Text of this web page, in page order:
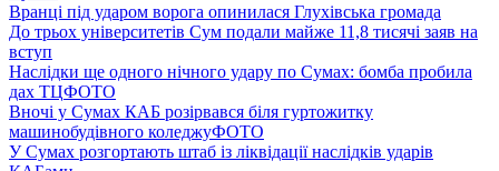
Вранці під ударом ворога опинилася Глухівська громада
До трьох університетів Сум подали майже 11,8 тисячі заяв на
вступ
Наслідки ще одного нічного удару по Сумах: бомба пробила
дах ТЦФОТО
Вночі у Сумах КАБ розірвався біля гуртожитку
машинобудівного коледжуФОТО
У Сумах розгортають штаб із ліквідації наслідків ударів